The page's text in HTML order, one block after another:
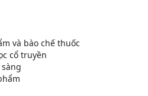
và bào chế thuốc
cổ truyền